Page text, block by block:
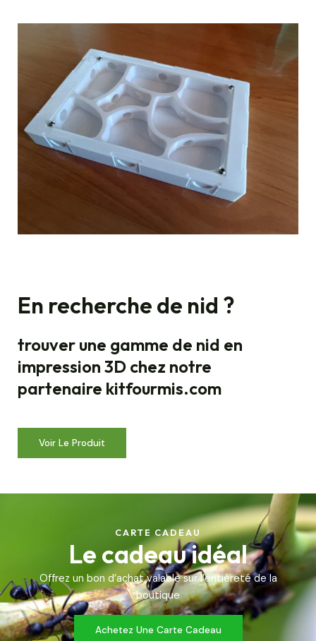
En recherche de nid ?
trouver une gamme de nid en
impression 3D chez notre
partenaire kitfourmis.com
Voir Le Produit
CARTE CADEAU
Le cadeau idéal
Offrez un bon d’achat valable sur l’entièreté de la
boutique
Achetez Une Carte Cadeau